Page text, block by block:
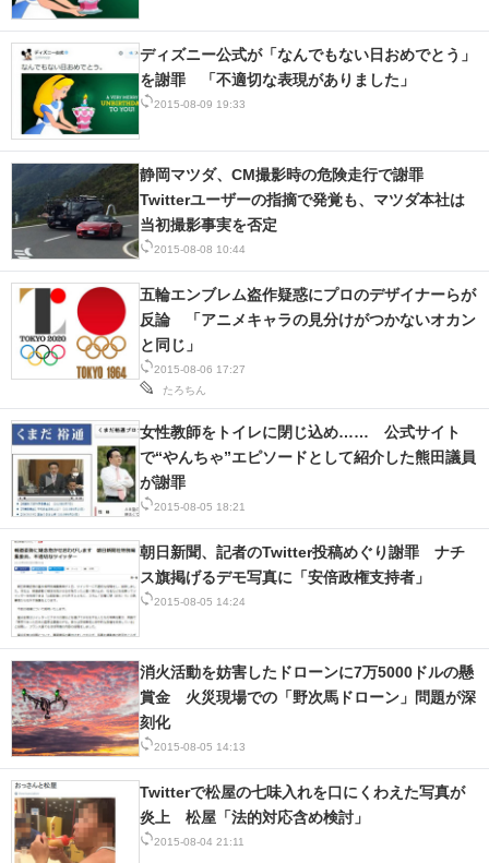
建設×テクノロジーの最前線
ちょっと気になるネットの話題
2015-08-09 19:33
ディズニー公式が「なんでもない日おめでとう」
を謝罪 「不適切な表現がありました」
2015-08-08 10:44
静岡マツダ、CM撮影時の危険走行で謝罪
Twitterユーザーの指摘で発覚も、マツダ本社は
当初撮影事実を否定
2015-08-06 17:27
たろちん
五輪エンブレム盗作疑惑にプロのデザイナーらが
反論 「アニメキャラの見分けがつかないオカン
と同じ」
2015-08-05 18:21
女性教師をトイレに閉じ込め…… 公式サイト
で“やんちゃ”エピソードとして紹介した熊田議員
が謝罪
2015-08-05 14:24
朝日新聞、記者のTwitter投稿めぐり謝罪 ナチ
ス旗掲げるデモ写真に「安倍政権支持者」
2015-08-05 14:13
消火活動を妨害したドローンに7万5000ドルの懸
賞金 火災現場での「野次馬ドローン」問題が深
刻化
2015-08-04 21:11
Twitterで松屋の七味入れを口にくわえた写真が
炎上 松屋「法的対応含め検討」